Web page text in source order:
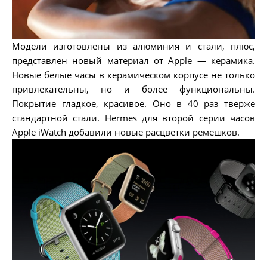
Модели изготовлены из алюминия и стали, плюс,
представлен новый материал от Apple — керамика.
Новые белые часы в керамическом корпусе не только
привлекательны, но и более функциональны.
Покрытие гладкое, красивое. Оно в 40 раз тверже
стандартной стали. Hermes для второй серии часов
Apple iWatch добавили новые расцветки ремешков.